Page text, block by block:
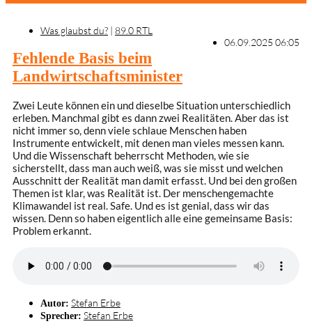
Was glaubst du? | 89.0 RTL
06.09.2025 06:05
Fehlende Basis beim
Landwirtschaftsminister
Zwei Leute können ein und dieselbe Situation unterschiedlich
erleben. Manchmal gibt es dann zwei Realitäten. Aber das ist
nicht immer so, denn viele schlaue Menschen haben
Instrumente entwickelt, mit denen man vieles messen kann.
Und die Wissenschaft beherrscht Methoden, wie sie
sicherstellt, dass man auch weiß, was sie misst und welchen
Ausschnitt der Realität man damit erfasst. Und bei den großen
Themen ist klar, was Realität ist. Der menschengemachte
Klimawandel ist real. Safe. Und es ist genial, dass wir das
wissen. Denn so haben eigentlich alle eine gemeinsame Basis:
Problem erkannt.
Autor: Stefan Erbe
Sprecher: Stefan Erbe